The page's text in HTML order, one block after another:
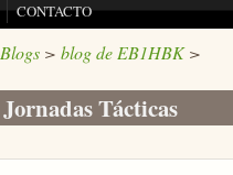
CONTACTO
Blogs> blog de EB1HBK>
Jornadas Tácticas